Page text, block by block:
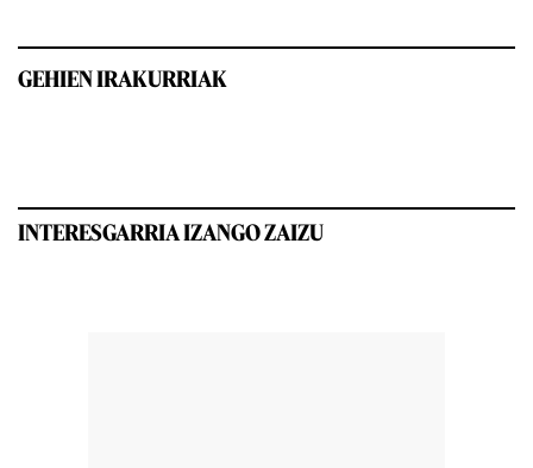
GEHIEN IRAKURRIAK
INTERESGARRIA IZANGO ZAIZU